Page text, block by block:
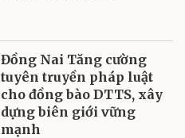
Đồng Nai Tăng cường
tuyên truyền pháp luật
cho đồng bào DTTS, xây
dựng biên giới vững
mạnh